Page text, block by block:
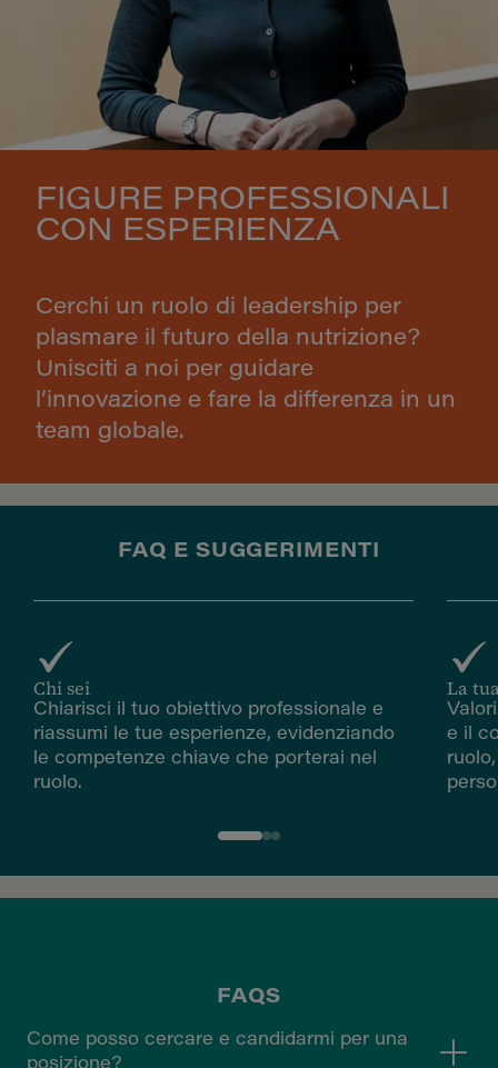
FIGURE PROFESSIONALI
CON ESPERIENZA
Cerchi un ruolo di leadership per
plasmare il futuro della nutrizione?
Unisciti a noi per guidare
l’innovazione e fare la differenza in un
team globale.
FAQ E SUGGERIMENTI
Chi sei
Chiarisci il tuo obiettivo professionale e
riassumi le tue esperienze, evidenziando
le competenze chiave che porterai nel
ruolo.
La
e il
FAQS
Come posso cercare e candidarmi per una